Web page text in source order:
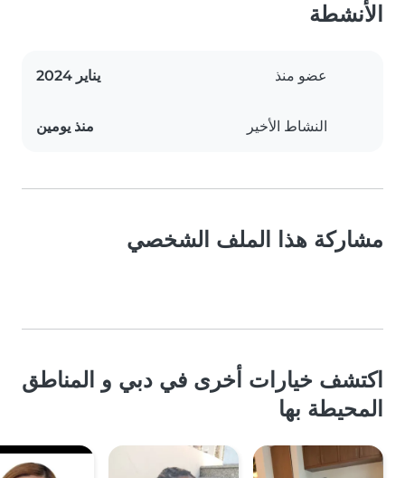
الأنشطة
عضو منذ يناير 2024
النشاط الأخير منذ يومين
مشاركة هذا الملف الشخصي
اكتشف خيارات أخرى في دبي و المناطق
المحيطة بها